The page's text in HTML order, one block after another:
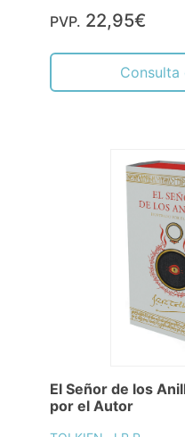
PVP. 22,95€
El Señor de los
por el Autor